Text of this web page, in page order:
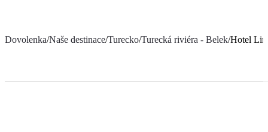
Dovolenka/Naše destinace/Turecko/Turecká riviéra - Belek/Hotel